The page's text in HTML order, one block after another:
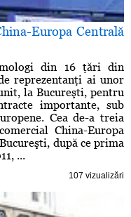
Europa Centrală
din 16 ţări din
reprezentanţi ai unor
la Bucureşti, pentru
importante, sub
Cea de-a treia
China-Europa
după ce prima
...
107 vizualizări